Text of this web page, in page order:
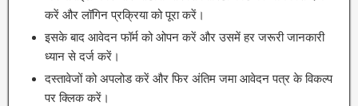
करें और लॉगिन प्रक्रिया को पूरा करें।
इसके बाद आवेदन फॉर्म को ओपन करें और उसमें हर जरूरी जानकारी
ध्यान से दर्ज करें।
दस्तावेजों को अपलोड करें और फिर अंतिम जमा आवेदन पत्र के विकल्प
पर क्लिक करें।